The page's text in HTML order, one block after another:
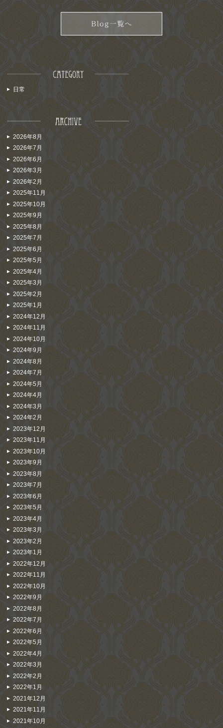
日常
2026年8月
2026年7月
2026年6月
2026年3月
2026年2月
2025年11月
2025年10月
2025年9月
2025年8月
2025年7月
2025年6月
2025年5月
2025年4月
2025年3月
2025年2月
2025年1月
2024年12月
2024年11月
2024年10月
2024年9月
2024年8月
2024年7月
2024年5月
2024年4月
2024年3月
2024年2月
2023年12月
2023年11月
2023年10月
2023年9月
2023年8月
2023年7月
2023年6月
2023年5月
2023年4月
2023年3月
2023年2月
2023年1月
2022年12月
2022年11月
2022年10月
2022年9月
2022年8月
2022年7月
2022年6月
2022年5月
2022年4月
2022年3月
2022年2月
2022年1月
2021年12月
2021年11月
2021年10月